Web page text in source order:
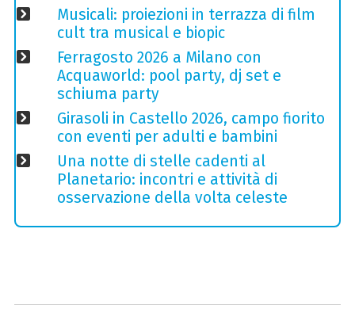
Musicali: proiezioni in terrazza di film
cult tra musical e biopic
Ferragosto 2026 a Milano con
Acquaworld: pool party, dj set e
schiuma party
Girasoli in Castello 2026, campo fiorito
con eventi per adulti e bambini
Una notte di stelle cadenti al
Planetario: incontri e attività di
osservazione della volta celeste